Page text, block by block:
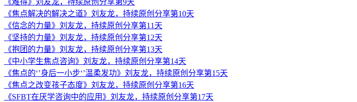
《难得》刘友龙，持续原创分享第9天
《焦点解决的解决之道》刘友龙，持续原创分享第10天
《信念的力量》刘友龙，持续原创分享第11天
《坚持的力量》刘友龙，持续原创分享第12天
《抱团的力量》刘友龙，持续原创分享第13天
《中小学生焦点咨询》刘友龙，持续原创分享第14天
《焦点的‘’身后一小步‘’温柔发功》刘友龙，持续原创分享第15天
《焦点之改变孩子态度》刘友龙，持续原创分享第16天
《SFBT在厌学咨询中的应用》刘友龙，持续原创分享第17天